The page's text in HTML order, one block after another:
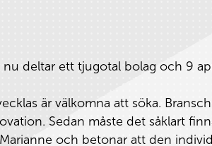
deltar ett tjugotal bolag och 9
är välkomna att söka.
Sedan måste det såklart
och betonar att den